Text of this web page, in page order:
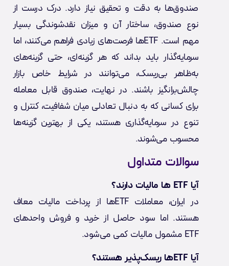
صندوق‌ها به دقت و تحقیق نیاز دارد. درک درست از
نوع صندوق، ساختار آن و میزان نقدشوندگی بسیار
مهم است. ETF‌ها فرصت‌های زیادی فراهم می‌کنند، اما
سرمایه‌گذار باید بداند که هر گزینه‌ای، حتی گزینه‌های
به‌ظاهر بی‌ریسک، می‌توانند در شرایط خاص بازار
چالش‌برانگیز باشند. در نهایت، صندوق قابل معامله
برای کسانی که به دنبال تعادلی میان شفافیت، کنترل و
تنوع در سرمایه‌گذاری هستند، یکی از بهترین گزینه‌ها
محسوب می‌شوند.
سوالات متداول
آیا ETF ها مالیات دارند؟
در ایران، معاملات ETFها از پرداخت مالیات معاف
هستند. اما سود حاصل از خرید و فروش واحدهای
ETF مشمول مالیات کمی می‌شود.
آیا ETFها ریسک‌پذیر هستند؟